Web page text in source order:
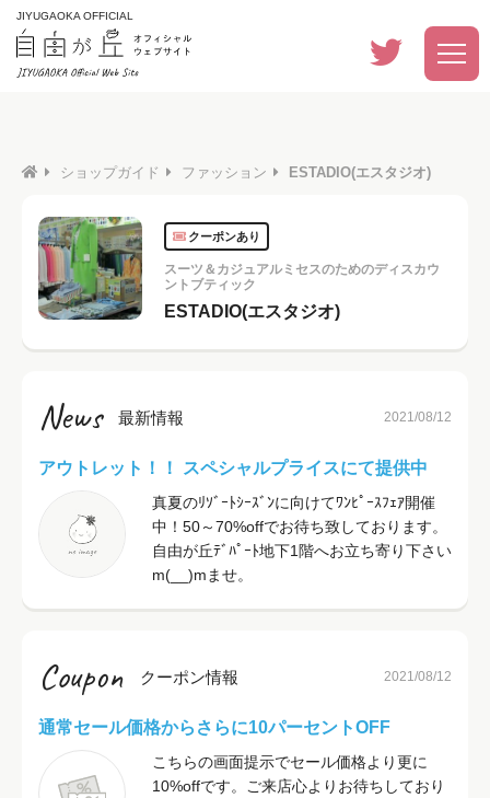
JIYUGAOKA OFFICIAL
ショップガイド ファッション ESTADIO(エスタジオ)
クーポンあり
スーツ＆カジュアルミセスのためのディスカウ
ントブティック
ESTADIO(エスタジオ)
News 最新情報 2021/08/12
アウトレット！！ スペシャルプライスにて提供中
真夏のﾘｿﾞｰﾄｼｰｽﾞﾝに向けてﾜﾝﾋﾟｰｽﾌｪｱ開催
中！50～70%offでお待ち致しております。
自由が丘ﾃﾞﾊﾟｰﾄ地下1階へお立ち寄り下さい
m(__)mませ。
Coupon クーポン情報 2021/08/12
通常セール価格からさらに10パーセントOFF
こちらの画面提示でセール価格より更に
10%offです。ご来店心よりお待ちしており